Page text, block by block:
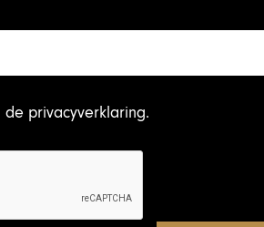
de privacyverklaring.